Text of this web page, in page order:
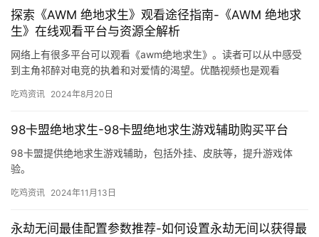
探索《AWM 绝地求生》观看途径指南-《AWM 绝地求
生》在线观看平台与资源全解析
网络上有很多平台可以观看《awm绝地求生》。读者可以从中感受
到主角祁醉对电竞的执着和对爱情的渴望。优酷视频也是观看
吃鸡资讯 2024年8月20日
98卡盟绝地求生-98卡盟绝地求生游戏辅助购买平台
98卡盟提供绝地求生游戏辅助，包括外挂、皮肤等，提升游戏体
验。
吃鸡资讯 2024年11月13日
永劫无间最佳配置参数推荐-如何设置永劫无间以获得最